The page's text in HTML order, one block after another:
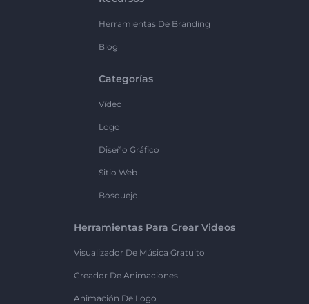
Herramientas De Branding
Blog
Categorías
Vídeo
Logo
Diseño Gráfico
Sitio Web
Bosquejo
Herramientas Para Crear Videos
Visualizador De Música Gratuito
Creador De Animaciones
Animación De Logo